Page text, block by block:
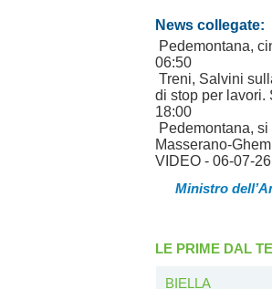
News collegate:
Pedemontana,
06:50
Treni, Salvini
di stop per lavori.
18:00
Pedemontana,
Masserano-
VIDEO - 06-07-
Ministro
LE PRIME DAL
BIELLA